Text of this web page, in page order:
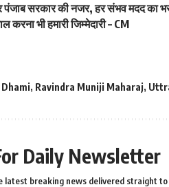
पंजाब सरकार की नजर, हर संभव मदद का
करना भी हमारी जिम्मेदारी – CM
, Ravindra Muniji Maharaj,
Daily Newsletter
latest breaking news delivered straight to